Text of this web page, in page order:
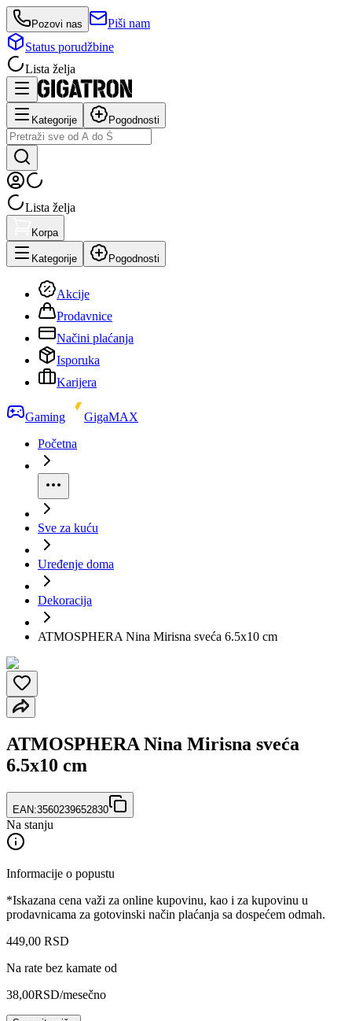
Pozovi nas
Piši nam
Status porudžbine
Lista želja
Kategorije Pogodnosti
Lista želja
Korpa
Kategorije Pogodnosti
Akcije
Prodavnice
Načini plaćanja
Isporuka
Karijera
Gaming
GigaMAX
Početna
Sve za kuću
Uređenje doma
Dekoracija
ATMOSPHERA Nina Mirisna sveća 6.5x10 cm
ATMOSPHERA Nina Mirisna sveća
6.5x10 cm
EAN:3560239652830
Na stanju
Informacije o popustu
*Iskazana cena važi za online kupovinu, kao i za kupovinu u
prodavnicama za gotovinski način plaćanja sa dospećem odmah.
449,00 RSD
Na rate bez kamate od
38,00RSD/mesečno